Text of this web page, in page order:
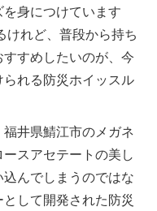
身につけています
けれど、普段から持ち
すめしたいのが、今
れる防災ホイッスル
井県鯖江市のメガネ
スアセテートの美し
んでしまうのではな
して開発された防災